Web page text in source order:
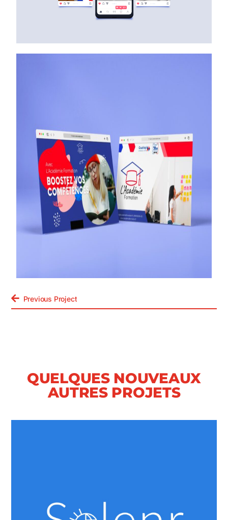
Previous Project
QUELQUES NOUVEAUX
AUTRES PROJETS